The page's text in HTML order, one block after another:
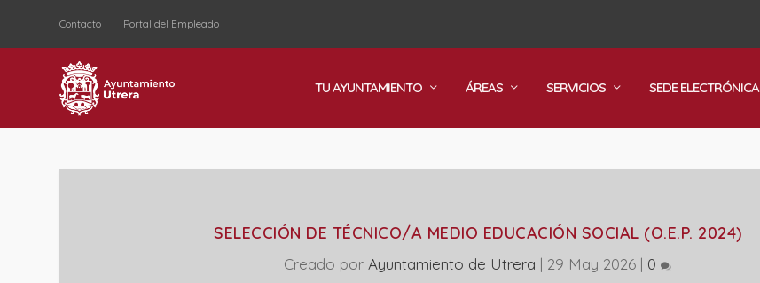
Contacto Portal del Empleado
TU AYUNTAMIENTO ÁREAS SERVICIOS SEDE ELECTRÓNICA
SELECCIÓN DE TÉCNICO/A MEDIO EDUCACIÓN SOCIAL (O.E.P. 2024)
Creado porAyuntamiento de Utrera | 29 May 2026 | 0